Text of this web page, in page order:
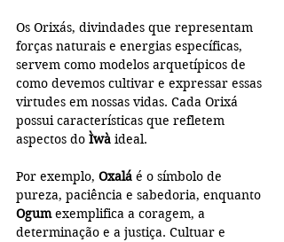
Os Orixás, divindades que representam
forças naturais e energias específicas,
servem como modelos arquetípicos de
como devemos cultivar e expressar essas
virtudes em nossas vidas. Cada Orixá
possui características que refletem
aspectos do Ìwà ideal.
Por exemplo, Oxalá é o símbolo de
pureza, paciência e sabedoria, enquanto
Ogum exemplifica a coragem, a
determinação e a justiça. Cultuar e